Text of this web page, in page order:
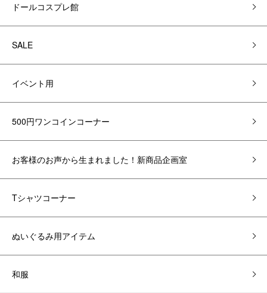
ドールコスプレ館
SALE
イベント用
500円ワンコインコーナー
お客様のお声から生まれました！新商品企画室
Tシャツコーナー
ぬいぐるみ用アイテム
和服